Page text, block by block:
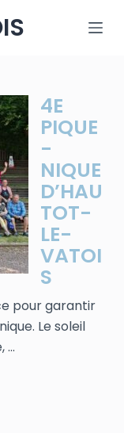
4E
PIQUE
-
NIQUE
D’HAU
TOT-
LE-
VATOI
S
pour garantir
Le soleil